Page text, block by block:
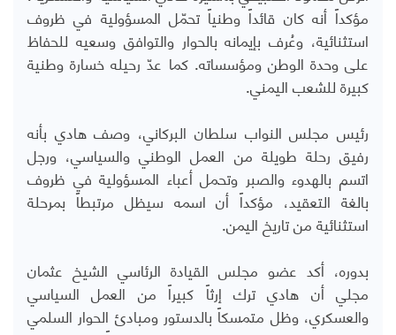
مؤكداً أنه كان قائداً وطنياً تحمّل المسؤولية في ظروف
استثنائية، وعُرف بإيمانه بالحوار والتوافق وسعيه للحفاظ
على وحدة الوطن ومؤسساته. كما عدّ رحيله خسارة وطنية
كبيرة للشعب اليمني.
رئيس مجلس النواب سلطان البركاني، وصف هادي بأنه
رفيق رحلة طويلة من العمل الوطني والسياسي، ورجل
اتسم بالهدوء والصبر وتحمل أعباء المسؤولية في ظروف
بالغة التعقيد، مؤكداً أن اسمه سيظل مرتبطاً بمرحلة
استثنائية من تاريخ اليمن.
بدوره، أكد عضو مجلس القيادة الرئاسي الشيخ عثمان
مجلي أن هادي ترك إرثاً كبيراً من العمل السياسي
والعسكري، وظل متمسكاً بالدستور ومبادئ الحوار السلمي